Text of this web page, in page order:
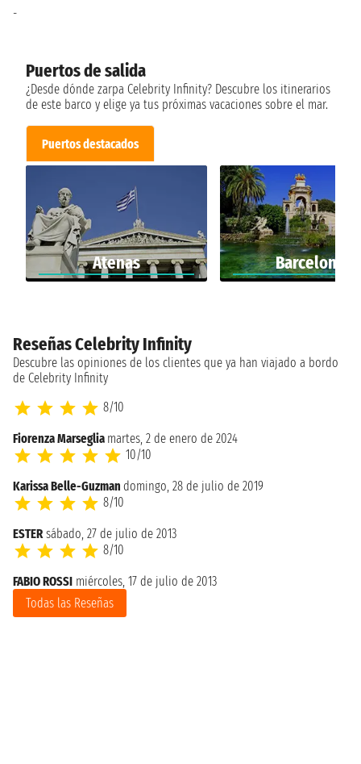
Puertos de salida
¿Desde dónde zarpa Celebrity Infinity? Descubre los itinerarios
de este barco y elige ya tus próximas vacaciones sobre el mar.
Puertos destacados
Atenas Barcelona
-
Reseñas Celebrity Infinity
Descubre las opiniones de los clientes que ya han viajado a bordo
de Celebrity Infinity
8/10
Fiorenza Marseglia martes, 2 de enero de 2024
10/10
Karissa Belle-Guzman domingo, 28 de julio de 2019
8/10
ESTER sábado, 27 de julio de 2013
8/10
FABIO ROSSI miércoles, 17 de julio de 2013
Todas las Reseñas